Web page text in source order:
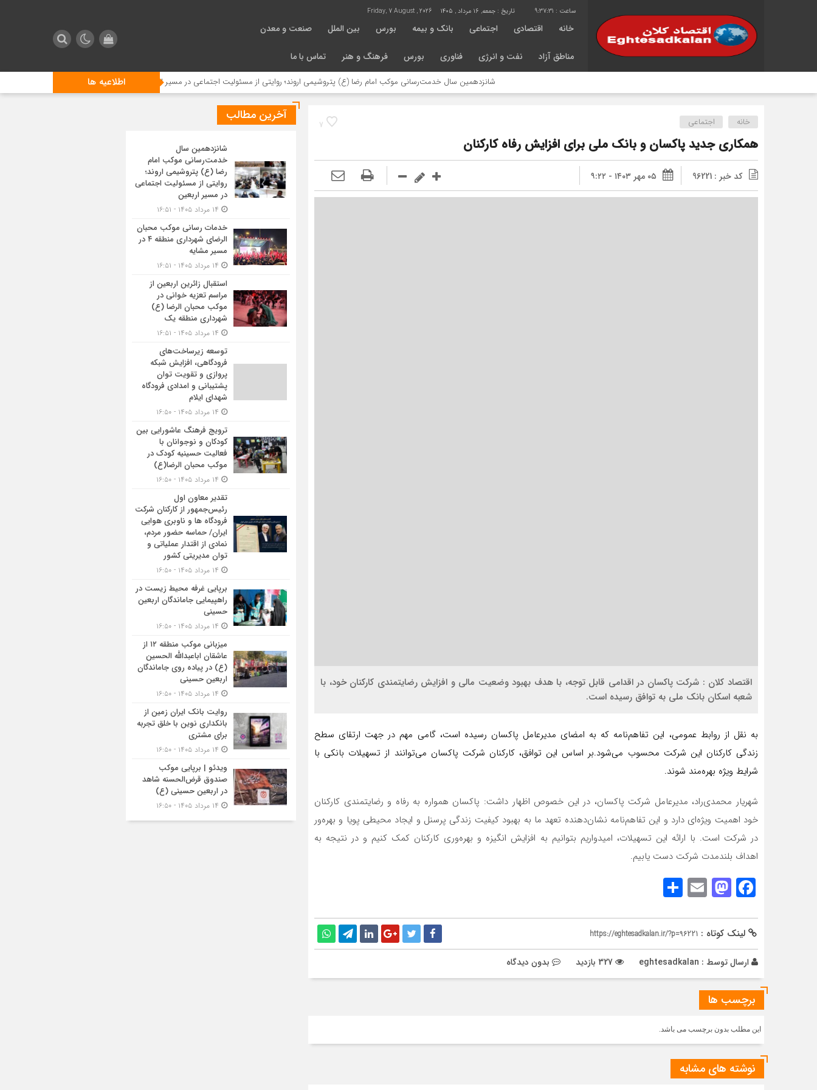
9:37:31 تاریخ : جمعه, ۱۶ مرداد , ۱۴۰۵ Friday, 7 August , 2026
خانه اقتصادی اجتماعی بانک و بیمه بورس بین الملل صنعت و معدن
مناطق آزاد نفت و انرژی فناوری بورس فرهنگ و هنر تماس با ما
اطلاعیه ها شانزدهمین سال خدمت‌رسانی موکب امام رضا (ع) پتروشیمی اروند؛ روایتی از مسئولیت اجتماعی در مسیر اربعین خدمات رسانی موکب محبان الرضای شهرداری منطقه ۴ در
7 خانه اجتماعی
همکاری جدید پاکسان و بانک ملی برای افزایش رفاه کارکنان
کد خبر : 96221 ۰۵ مهر ۱۴۰۳ - ۹:۲۲
اقتصاد کلان : شرکت پاکسان در اقدامی قابل توجه، با هدف بهبود وضعیت مالی و افزایش رضایتمندی کارکنان خود، با
شعبه اسکان بانک ملی به توافق رسیده است.
به نقل از روابط عمومی، این تفاهم‌نامه که به امضای مدیرعامل پاکسان رسیده است، گامی مهم در جهت ارتقای سطح
زندگی کارکنان این شرکت محسوب می‌شود.بر اساس این توافق، کارکنان شرکت پاکسان می‌توانند از تسهیلات بانکی با
شرایط ویژه بهره‌مند شوند.
شهریار محمدی‌راد، مدیرعامل شرکت پاکسان، در این خصوص اظهار داشت: پاکسان همواره به رفاه و رضایتمندی کارکنان
خود اهمیت ویژه‌ای دارد و این تفاهم‌نامه نشان‌دهنده تعهد ما به بهبود کیفیت زندگی پرسنل و ایجاد محیطی پویا و بهره‌ور
در شرکت است. با ارائه این تسهیلات، امیدواریم بتوانیم به افزایش انگیزه و بهره‌وری کارکنان کمک کنیم و در نتیجه به
اهداف بلندمدت شرکت دست یابیم.
Facebook
Mastodon
Email
لینک کوتاه : https://eghtesadkalan.ir/?p=96221
ارسال توسط : eghtesadkalan بدون دیدگاه
برچسب ها
این مطلب بدون برچسب می باشد.
نوشته های مشابه
آخرین مطالب
شانزدهمین سال
خدمت‌رسانی موکب امام
رضا (ع) پتروشیمی اروند؛
روایتی از مسئولیت اجتماعی
در مسیر اربعین
خدمات رسانی موکب محبان
الرضای شهرداری منطقه ۴ در
مسیر مشایه
استقبال زائرین اربعین از
مراسم تعزیه خوانی در
موکب محبان الرضا (ع)
شهرداری منطقه یک
توسعه زیرساخت‌های
فرودگاهی، افزایش شبکه
پروازی و تقویت توان
پشتیبانی و امدادی فرودگاه
شهدای ایلام
ترویج فرهنگ عاشورایی بین
کودکان و نوجوانان با
فعالیت حسینیه کودک در
موکب محبان الرضا(ع)
تقدیر معاون اول
رئیس‌جمهور از کارکنان شرکت
فرودگاه ها و ناوبری هوایی
ایران/ حماسه حضور مردم،
نمادی از اقتدار عملیاتی و
توان مدیریتی کشور
برپایی غرفه محیط زیست در
راهپیمایی جاماندگان اربعین
حسینی
میزبانی موکب منطقه ۱۲ از
عاشقان اباعبدالله الحسین
(ع) در پیاده روی جاماندگان
اربعین حسینی
روایت بانک ایران زمین از
بانکداری نوین با خلق تجربه
برای مشتری
ویدئو | برپایی موکب
صندوق قرض‌الحسنه شاهد
در اربعین حسینی (ع)